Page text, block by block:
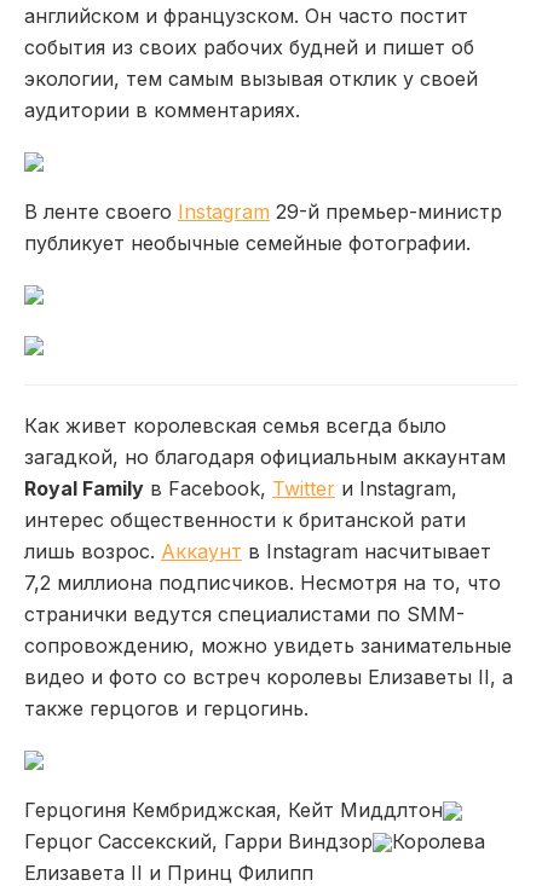
английском и французском. Он часто постит
события из своих рабочих будней и пишет об
экологии, тем самым вызывая отклик у своей
аудитории в комментариях.
В ленте своего Instagram 29-й премьер-министр
публикует необычные семейные фотографии.
Как живет королевская семья всегда было
загадкой, но благодаря официальным аккаунтам
Royal Family в Facebook, Twitter и Instagram,
интерес общественности к британской рати
лишь возрос. Аккаунт в Instagram насчитывает
7,2 миллиона подписчиков. Несмотря на то, что
странички ведутся специалистами по SMM-
сопровождению, можно увидеть занимательные
видео и фото со встреч королевы Елизаветы II, а
также герцогов и герцогинь.
Герцогиня Кембриджская, Кейт Миддлтон
Герцог Сассекский, Гарри Виндзор
Королева
Елизавета II и Принц Филипп